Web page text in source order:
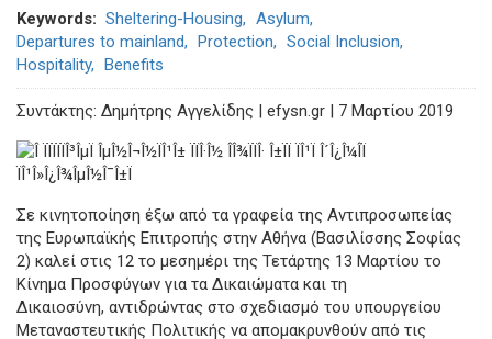
Keywords Sheltering-Housing
Asylum
Departures to mainland
Protection
Social Inclusion
Hospitality
Benefits
Συντάκτης: Δημήτρης Αγγελίδης | efysn.gr | 7 Μαρτίου 2019
Σε κινητοποίηση έξω από τα γραφεία της Αντιπροσωπείας
της Ευρωπαϊκής Επιτροπής στην Αθήνα (Βασιλίσσης Σοφίας
2) καλεί στις 12 το μεσημέρι της Τετάρτης 13 Μαρτίου το
Κίνημα Προσφύγων για τα Δικαιώματα και τη
Δικαιοσύνη, αντιδρώντας στο σχεδιασμό του υπουργείου
Μεταναστευτικής Πολιτικής να απομακρυνθούν από τις